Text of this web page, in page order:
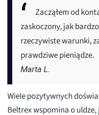
Zacząłem od
zaskoczony, jak
rzeczywiste warunki,
prawdziwe pieniądze.
Marta L.
Wiele pozytywnych
Beltrex wspomina o